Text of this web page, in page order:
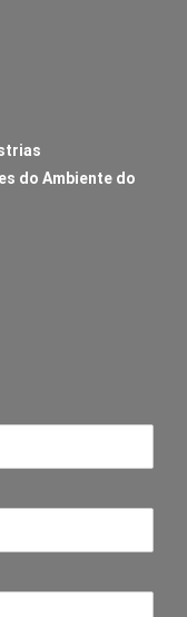
do Ambiente do